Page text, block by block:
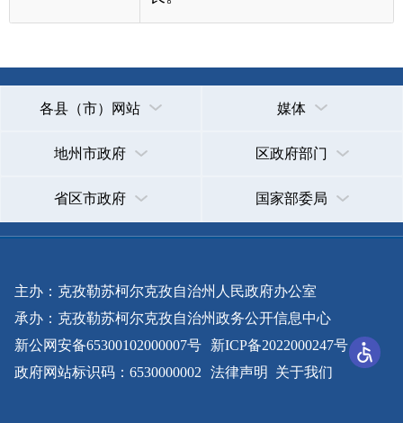
承办：克孜勒苏柯尔克孜自治州政务公开信息中心
新公网安备65300102000007号 新ICP备2022000247号
政府网站标识码：6530000002
关于我们